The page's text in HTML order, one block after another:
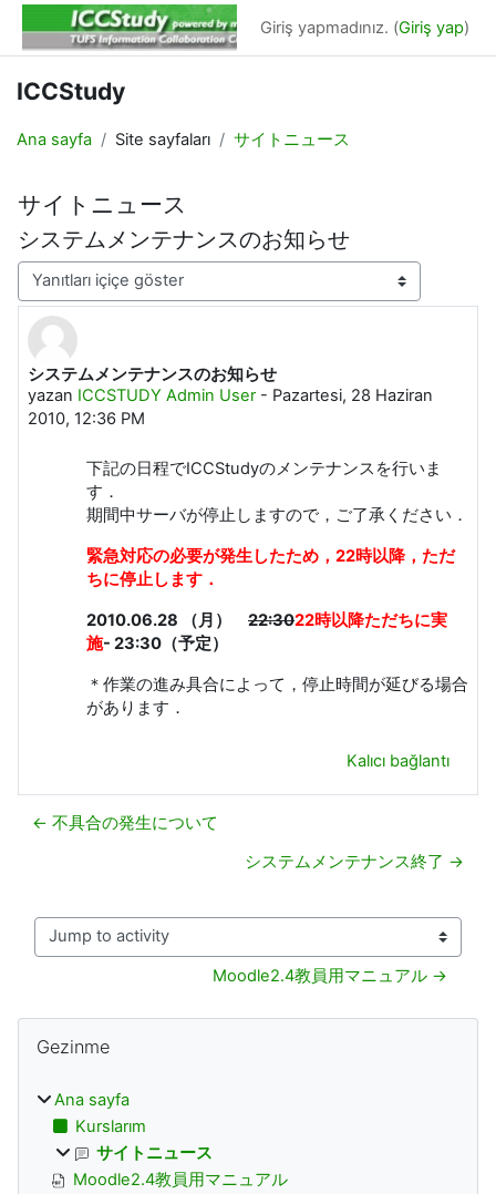
Ana içeriğe git
Giriş yapmadınız. (Giriş yap)
ICCStudy
Ana sayfa Site sayfaları サイトニュース
サイトニュース
システムメンテナンスのお知らせ
Görünüm modu
システムメンテナンスのお知らせ
yazan ICCSTUDY Admin User- Pazartesi, 28 Haziran
2010, 12:36 PM
Yanıt sayısı: 0
下記の日程でICCStudyのメンテナンスを行いま
す．
期間中サーバが停止しますので，ご了承ください．
緊急対応の必要が発生したため，22時以降，ただ
ちに停止します．
2010.06.28 （月） 22:3022時以降ただちに実
施- 23:30（予定）
＊作業の進み具合によって，停止時間が延びる場合
があります．
Kalıcı bağlantı
← 不具合の発生について
システムメンテナンス終了 →
Jump to activity
Moodle2.4教員用マニュアル →
Bloklar
Gezinme
Ana sayfa
Kurslarım
サイトニュース
Moodle2.4教員用マニュアル